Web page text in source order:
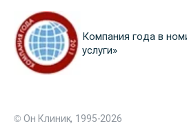
Компания года в
услуги»
© Он Клиник, 1995-2026